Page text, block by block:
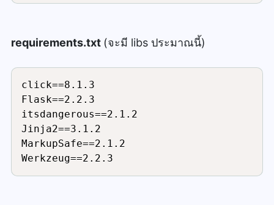
<h5 class
<span aria-hidden
<button type=
requirements.txt (จะมี libs ประมาณนี้)
click==8.1.3
Flask==2.2.3
itsdangerous==2.1.2
Jinja2==3.1.2
MarkupSafe==2.1.2
Werkzeug==2.2.3